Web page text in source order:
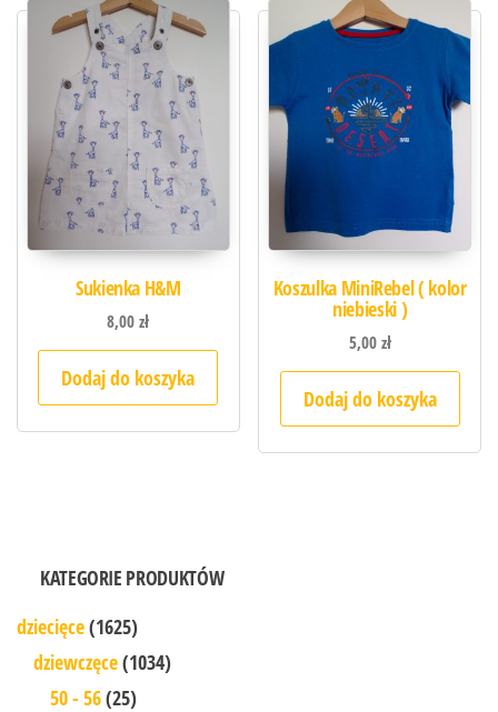
Sukienka H&M
8,00zł
Dodaj do koszyka
Koszulka MiniRebel ( kolor
niebieski )
5,00zł
Dodaj do koszyka
KATEGORIE PRODUKTÓW
dziecięce(1625)
dziewczęce(1034)
50 - 56(25)